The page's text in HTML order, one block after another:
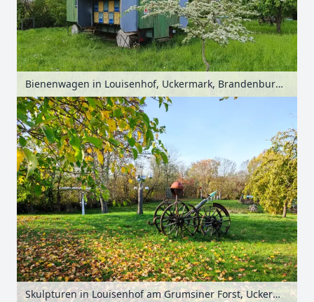
Bienenwagen in Louisenhof, Uckermark, Brandenburg, Deutschland
Skulpturen in Louisenhof am Grumsiner Forst, Uckermark, Brandenburg, Deutschland